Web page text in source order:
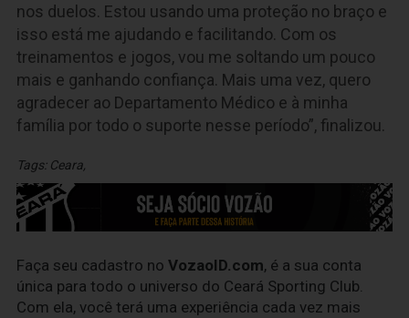
nos duelos. Estou usando uma proteção no braço e
isso está me ajudando e facilitando. Com os
treinamentos e jogos, vou me soltando um pouco
mais e ganhando confiança. Mais uma vez, quero
agradecer ao Departamento Médico e à minha
família por todo o suporte nesse período”, finalizou.
Tags: Ceara
Faça seu cadastro no VozaoID.com, é a sua conta
única para todo o universo do Ceará Sporting Club.
Com ela, você terá uma experiência cada vez mais